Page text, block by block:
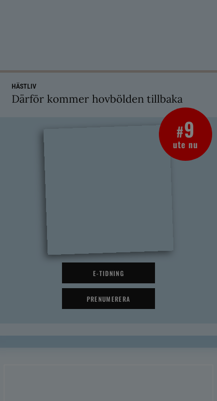
HÄSTLIV
Därför kommer hovbölden tillbaka
#9
ute nu
E-TIDNING
PRENUMERERA